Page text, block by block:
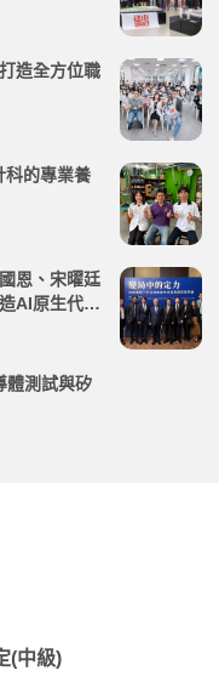
造全方位職
科的專業養
恩、宋曜廷
AI原生代大
測試與矽
(中級)